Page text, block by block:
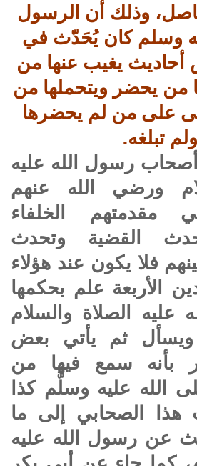
وذلك أن الرسول
وسلم كان يُحَدّث في
يغيب عنها من
من يحضر ويتحملها من
على من لم يحضرها
ولم تبلغه.
رسول الله عليه
ورضي الله عنهم
مقدمتهم الخلفاء
القضية وتحدث
فلا يكون عند هؤلاء
الأربعة علم بحكمها
الصلاة والسلام
ويسأل ثم يأتي بعض
بأنه سمع فيها من
الله عليه وسلَّم كذا
هذا الصحابي إلى ما
عن رسول الله عليه